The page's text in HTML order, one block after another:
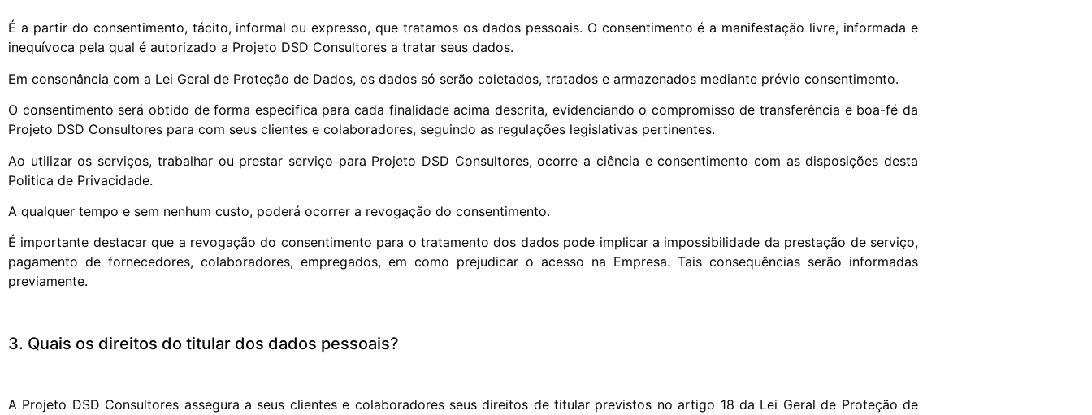
É a partir do consentimento, tácito, informal ou expresso, que tratamos os dados pessoais. O consentimento é a manifestação livre, informada e
inequívoca pela qual é autorizado a Projeto DSD Consultores a tratar seus dados.
Em consonância com a Lei Geral de Proteção de Dados, os dados só serão coletados, tratados e armazenados mediante prévio consentimento.
O consentimento será obtido de forma especifica para cada finalidade acima descrita, evidenciando o compromisso de transferência e boa-fé da
Projeto DSD Consultores para com seus clientes e colaboradores, seguindo as regulações legislativas pertinentes.
Ao utilizar os serviços, trabalhar ou prestar serviço para Projeto DSD Consultores, ocorre a ciência e consentimento com as disposições desta
Politica de Privacidade.
A qualquer tempo e sem nenhum custo, poderá ocorrer a revogação do consentimento.
É importante destacar que a revogação do consentimento para o tratamento dos dados pode implicar a impossibilidade da prestação de serviço,
pagamento de fornecedores, colaboradores, empregados, em como prejudicar o acesso na Empresa. Tais consequências serão informadas
previamente.
3. Quais os direitos do titular dos dados pessoais?
A Projeto DSD Consultores assegura a seus clientes e colaboradores seus direitos de titular previstos no artigo 18 da Lei Geral de Proteção de